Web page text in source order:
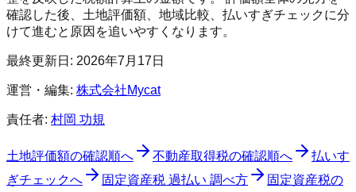
確認した後、土地評価額、地域比較、払いすぎチェックに分
けて進むと原因を追いやすくなります。
最終更新日: 2026年7月17日
運営・編集: 株式会社Mycat
責任者: 村岡 功規
土地評価額の確認順へ 不動産取得税の確認順へ
払いす
ぎチェックへ
固定資産税 過払い 調べ方
固定資産税の